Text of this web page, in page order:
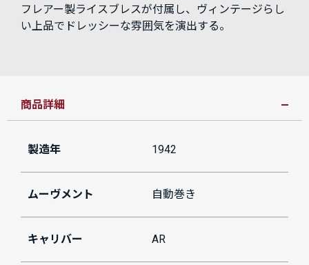
フレアー製ライスブレスが付属し、ヴィンテージらし
い上品でドレッシーな雰囲気を演出する。
商品詳細
製造年 1942
ムーヴメント 自動巻き
キャリバー AR